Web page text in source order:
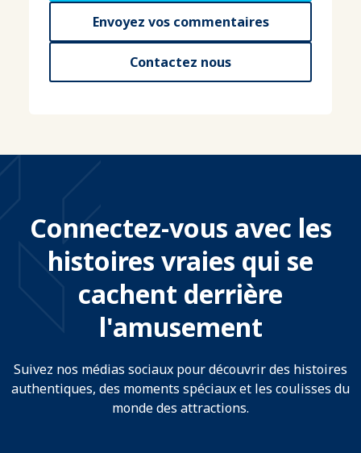
Envoyez vos commentaires
Contactez nous
Connectez-vous avec les
histoires vraies qui se
cachent derrière
l'amusement
Suivez nos médias sociaux pour découvrir des histoires
authentiques, des moments spéciaux et les coulisses du
monde des attractions.